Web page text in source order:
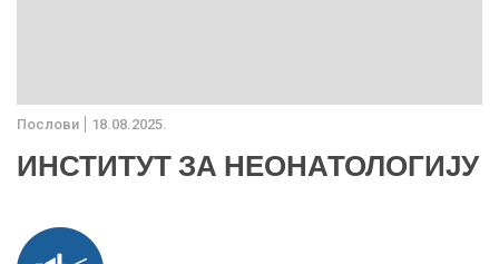
Послови 18.08.2025.
ИНСТИТУТ ЗА НЕОНАТОЛОГИЈУ